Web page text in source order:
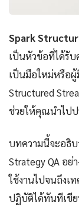
Spark
เป็นหัวข้อที่ได้รั
เป็นมือใหม่หรือผู้
Structured
ช่วยให้คุณนำไป
บทความนี้จะอธิบ
Strategy QA อย่
ใช้งานไปจนถึงเ
ปฏิบัติได้ทันทีเขีย